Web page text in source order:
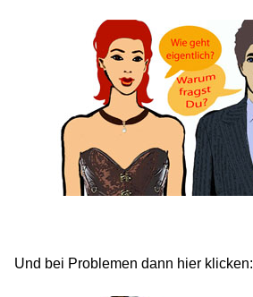
Und bei Problemen dann hier klicken: